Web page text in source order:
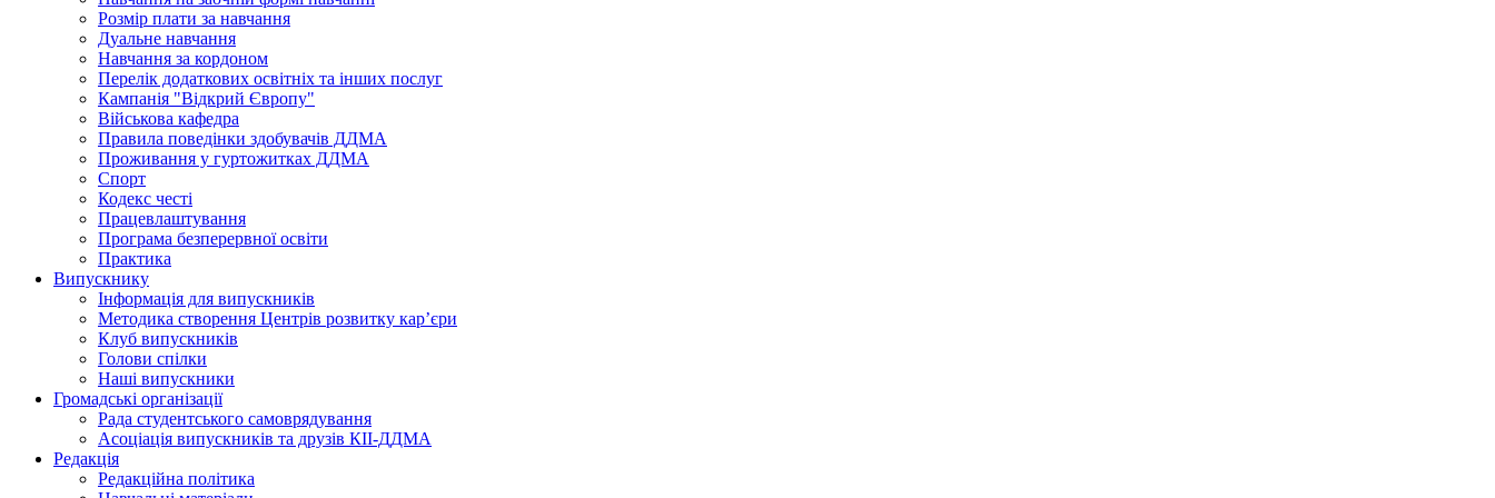
Розмір плати за навчання
Дуальне навчання
Навчання за кордоном
Перелік додаткових освітніх та інших послуг
Кампанія "Відкрий Європу"
Військова кафедра
Правила поведінки здобувачів ДДМА
Проживання у гуртожитках ДДМА
Спорт
Кодекс честі
Працевлаштування
Програма безперервної освіти
Практика
Випускнику
Інформація для випускників
Методика створення Центрів розвитку кар’єри
Клуб випускників
Голови спілки
Наші випускники
Громадські організації
Рада студентського самоврядування
Асоціація випускників та друзів КІІ-ДДМА
Редакція
Редакційна політика